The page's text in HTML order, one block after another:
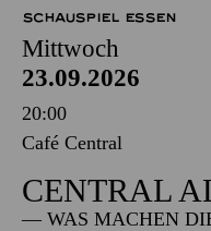
SCHAUSPIEL ESSEN
Mittwoch
23.09.2026
20:00
Café Central
CENTRAL
— WAS MACHEN